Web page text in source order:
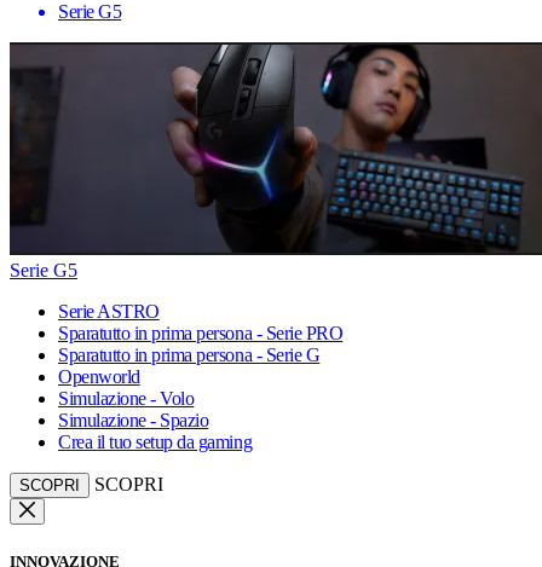
Serie G5
Serie G5
Serie ASTRO
Sparatutto in prima persona - Serie PRO
Sparatutto in prima persona - Serie G
Openworld
Simulazione - Volo
Simulazione - Spazio
Crea il tuo setup da gaming
SCOPRI SCOPRI
INNOVAZIONE